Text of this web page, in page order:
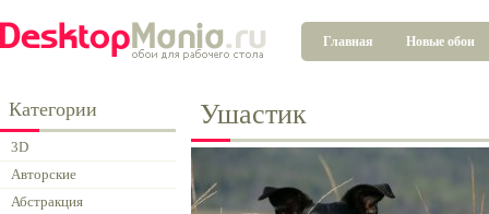
Главная Новые обои
Категории
3D
Авторские
Абстракция
Ушастик